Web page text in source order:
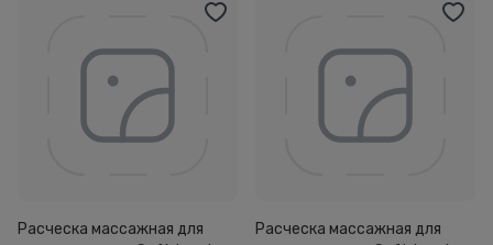
Расческа массажная для
Расческа массажная для